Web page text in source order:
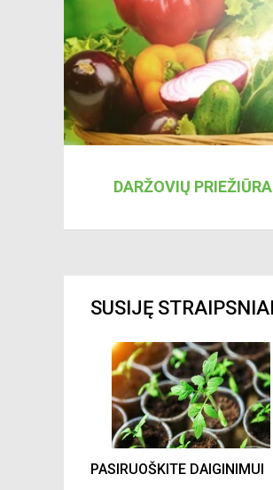
DARŽOVIŲ PRIEŽIŪRA
SUSIJĘ STRAIPSNIAI
PASIRUOŠKITE DAIGINIMUI